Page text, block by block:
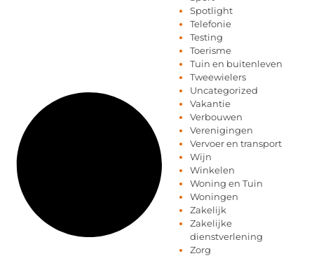
Spotlight
Telefonie
Testing
Toerisme
Tuin en buitenleven
Tweewielers
Uncategorized
Vakantie
Verbouwen
Verenigingen
Vervoer en transport
Wijn
Winkelen
Woning en Tuin
Woningen
Zakelijk
Zakelijke
dienstverlening
Zorg